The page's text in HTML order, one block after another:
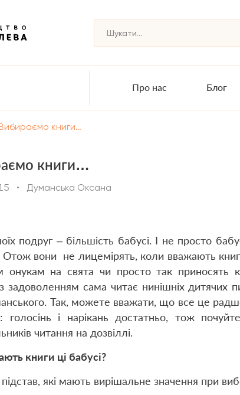
Про нас Блог
книги…
книги…
• Думанська Оксана
подруг – більшість бабусі. І не просто
Отож вони не лицемірять, коли вважають
онукам на свята чи просто так приносять
задоволенням сама читає нинішніх дитячих
Так, можете вважати, що все це
голосінь і нарікань достатньо, тож
читання на дозвіллі.
книги ці бабусі?
які мають вирішальне значення при